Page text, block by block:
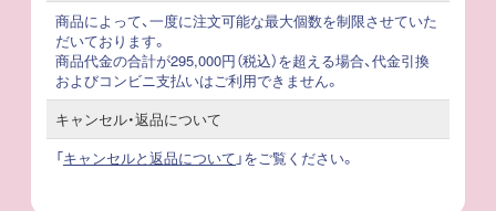
商品によって、一度に注文可能な最大個数を制限させていた
だいております。
商品代金の合計が295,000円（税込）を超える場合、代金引換
およびコンビニ支払いはご利用できません。
キャンセル・返品について
「キャンセルと返品について 」をご覧ください。